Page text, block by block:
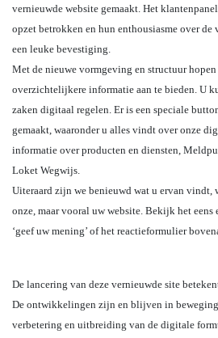
vernieuwde website gemaakt. Het
opzet betrokken en hun enthousiasme over de
een leuke bevestiging.
Met de nieuwe vormgeving en structuur
overzichtelijkere informatie aan te bieden. U
zaken digitaal regelen. Er is een speciale
gemaakt, waaronder u alles vindt over onze
informatie over producten en diensten,
Loket Wegwijs.
Uiteraard zijn we benieuwd wat u ervan
onze, maar vooral uw website. Bekijk het eens
‘geef uw mening’ of het reactieformulier
De lancering van deze vernieuwde site
De ontwikkelingen zijn en blijven in
verbetering en uitbreiding van de digitale